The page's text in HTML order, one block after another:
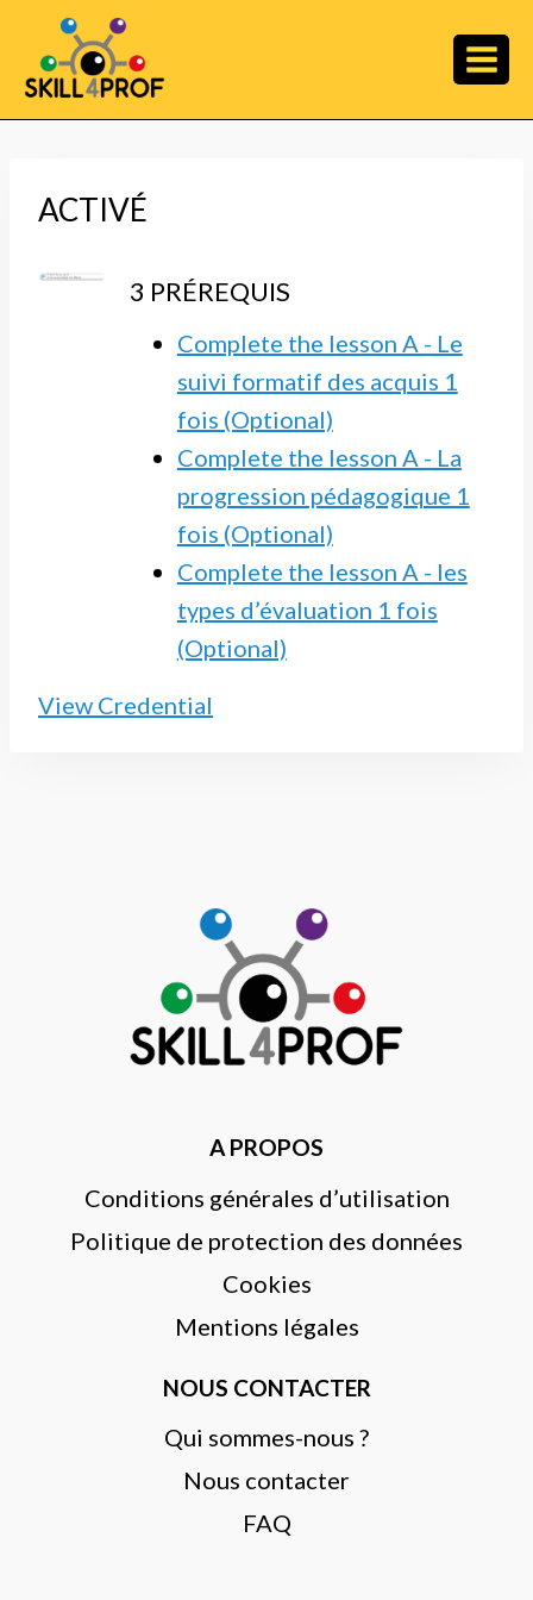
ACTIVÉ
3 PRÉREQUIS
Complete the lesson A - Le
suivi formatif des acquis 1
fois (Optional)
Complete the lesson A - La
progression pédagogique 1
fois (Optional)
Complete the lesson A - les
types d’évaluation 1 fois
(Optional)
View Credential
A PROPOS
Conditions générales d’utilisation
Politique de protection des données
Cookies
Mentions légales
NOUS CONTACTER
Qui sommes-nous ?
Nous contacter
FAQ